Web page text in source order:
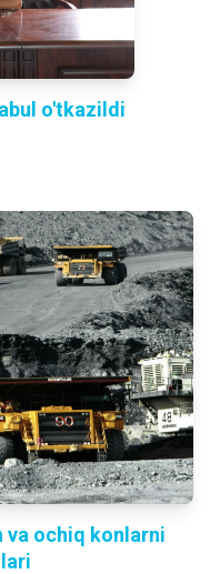
o'tkazildi
va ochiq konlarni